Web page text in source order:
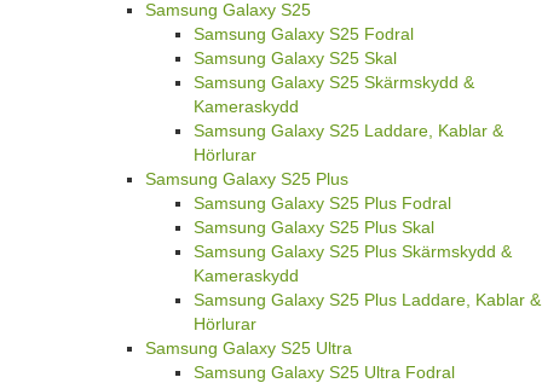
Samsung Galaxy S25
Samsung Galaxy S25 Fodral
Samsung Galaxy S25 Skal
Samsung Galaxy S25 Skärmskydd &
Kameraskydd
Samsung Galaxy S25 Laddare, Kablar &
Hörlurar
Samsung Galaxy S25 Plus
Samsung Galaxy S25 Plus Fodral
Samsung Galaxy S25 Plus Skal
Samsung Galaxy S25 Plus Skärmskydd &
Kameraskydd
Samsung Galaxy S25 Plus Laddare, Kablar &
Hörlurar
Samsung Galaxy S25 Ultra
Samsung Galaxy S25 Ultra Fodral